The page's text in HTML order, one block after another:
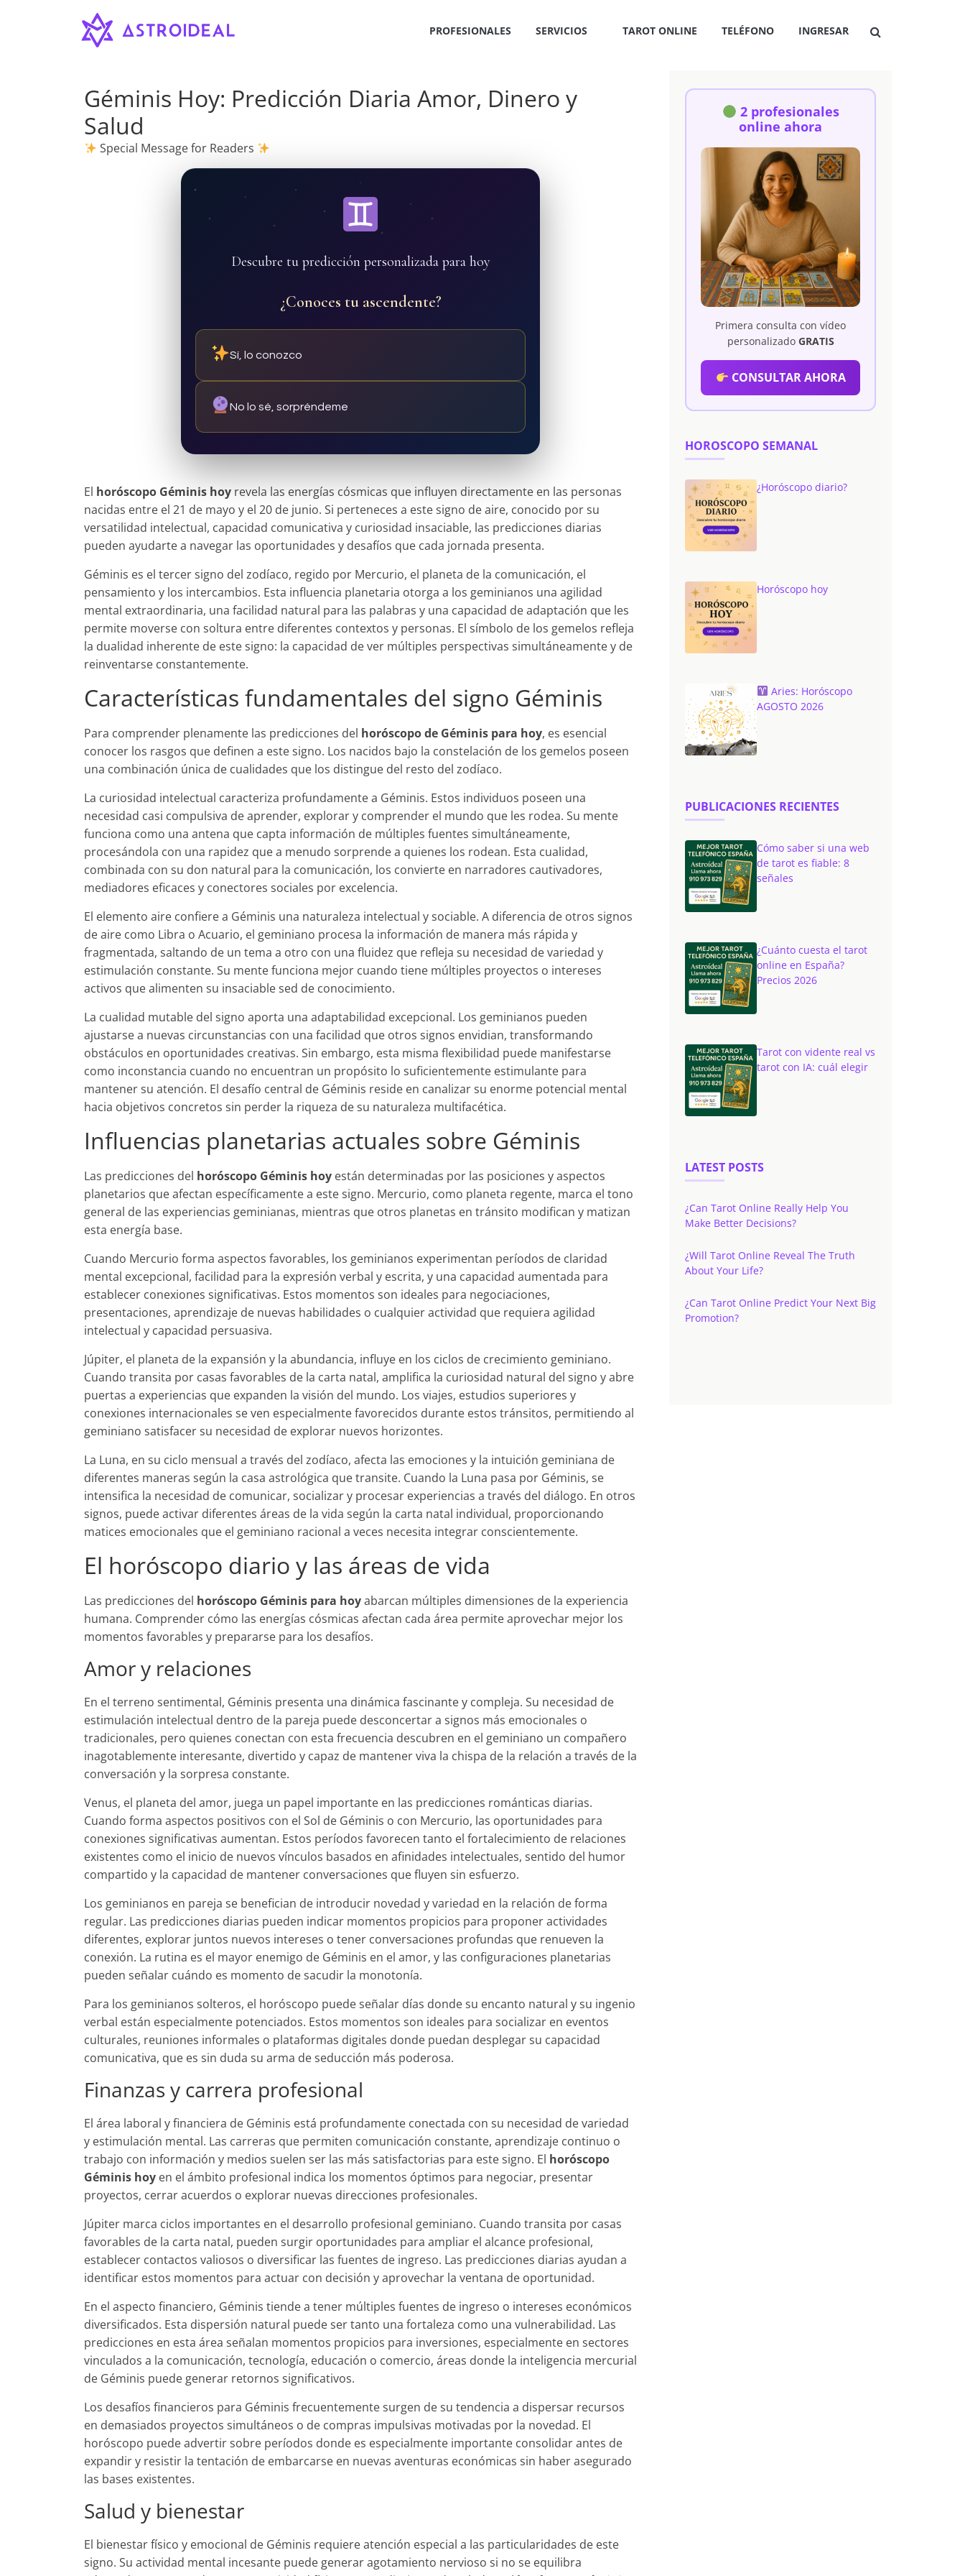
Astroideal
Blog
PROFESIONALES SERVICIOS TAROT ONLINE TELÉFONO INGRESAR
Géminis Hoy: Predicción Diaria Amor, Dinero y
Salud
Special Message for Readers
Descubre tu predicción personalizada para hoy
¿Conoces tu ascendente?
Sí, lo conozco
No lo sé, sorpréndeme
El horóscopo Géminis hoy revela las energías cósmicas que influyen directamente en las personas
nacidas entre el 21 de mayo y el 20 de junio. Si perteneces a este signo de aire, conocido por su
versatilidad intelectual, capacidad comunicativa y curiosidad insaciable, las predicciones diarias
pueden ayudarte a navegar las oportunidades y desafíos que cada jornada presenta.
Géminis es el tercer signo del zodíaco, regido por Mercurio, el planeta de la comunicación, el
pensamiento y los intercambios. Esta influencia planetaria otorga a los geminianos una agilidad
mental extraordinaria, una facilidad natural para las palabras y una capacidad de adaptación que les
permite moverse con soltura entre diferentes contextos y personas. El símbolo de los gemelos refleja
la dualidad inherente de este signo: la capacidad de ver múltiples perspectivas simultáneamente y de
reinventarse constantemente.
Características fundamentales del signo Géminis
Para comprender plenamente las predicciones del horóscopo de Géminis para hoy, es esencial
conocer los rasgos que definen a este signo. Los nacidos bajo la constelación de los gemelos poseen
una combinación única de cualidades que los distingue del resto del zodíaco.
La curiosidad intelectual caracteriza profundamente a Géminis. Estos individuos poseen una
necesidad casi compulsiva de aprender, explorar y comprender el mundo que les rodea. Su mente
funciona como una antena que capta información de múltiples fuentes simultáneamente,
procesándola con una rapidez que a menudo sorprende a quienes los rodean. Esta cualidad,
combinada con su don natural para la comunicación, los convierte en narradores cautivadores,
mediadores eficaces y conectores sociales por excelencia.
El elemento aire confiere a Géminis una naturaleza intelectual y sociable. A diferencia de otros signos
de aire como Libra o Acuario, el geminiano procesa la información de manera más rápida y
fragmentada, saltando de un tema a otro con una fluidez que refleja su necesidad de variedad y
estimulación constante. Su mente funciona mejor cuando tiene múltiples proyectos o intereses
activos que alimenten su insaciable sed de conocimiento.
La cualidad mutable del signo aporta una adaptabilidad excepcional. Los geminianos pueden
ajustarse a nuevas circunstancias con una facilidad que otros signos envidian, transformando
obstáculos en oportunidades creativas. Sin embargo, esta misma flexibilidad puede manifestarse
como inconstancia cuando no encuentran un propósito lo suficientemente estimulante para
mantener su atención. El desafío central de Géminis reside en canalizar su enorme potencial mental
hacia objetivos concretos sin perder la riqueza de su naturaleza multifacética.
Influencias planetarias actuales sobre Géminis
Las predicciones del horóscopo Géminis hoy están determinadas por las posiciones y aspectos
planetarios que afectan específicamente a este signo. Mercurio, como planeta regente, marca el tono
general de las experiencias geminianas, mientras que otros planetas en tránsito modifican y matizan
esta energía base.
Cuando Mercurio forma aspectos favorables, los geminianos experimentan períodos de claridad
mental excepcional, facilidad para la expresión verbal y escrita, y una capacidad aumentada para
establecer conexiones significativas. Estos momentos son ideales para negociaciones,
presentaciones, aprendizaje de nuevas habilidades o cualquier actividad que requiera agilidad
intelectual y capacidad persuasiva.
Júpiter, el planeta de la expansión y la abundancia, influye en los ciclos de crecimiento geminiano.
Cuando transita por casas favorables de la carta natal, amplifica la curiosidad natural del signo y abre
puertas a experiencias que expanden la visión del mundo. Los viajes, estudios superiores y
conexiones internacionales se ven especialmente favorecidos durante estos tránsitos, permitiendo al
geminiano satisfacer su necesidad de explorar nuevos horizontes.
La Luna, en su ciclo mensual a través del zodíaco, afecta las emociones y la intuición geminiana de
diferentes maneras según la casa astrológica que transite. Cuando la Luna pasa por Géminis, se
intensifica la necesidad de comunicar, socializar y procesar experiencias a través del diálogo. En otros
signos, puede activar diferentes áreas de la vida según la carta natal individual, proporcionando
matices emocionales que el geminiano racional a veces necesita integrar conscientemente.
El horóscopo diario y las áreas de vida
Las predicciones del horóscopo Géminis para hoyabarcan múltiples dimensiones de la experiencia
humana. Comprender cómo las energías cósmicas afectan cada área permite aprovechar mejor los
momentos favorables y prepararse para los desafíos.
Amor y relaciones
En el terreno sentimental, Géminis presenta una dinámica fascinante y compleja. Su necesidad de
estimulación intelectual dentro de la pareja puede desconcertar a signos más emocionales o
tradicionales, pero quienes conectan con esta frecuencia descubren en el geminiano un compañero
inagotablemente interesante, divertido y capaz de mantener viva la chispa de la relación a través de la
conversación y la sorpresa constante.
Venus, el planeta del amor, juega un papel importante en las predicciones románticas diarias.
Cuando forma aspectos positivos con el Sol de Géminis o con Mercurio, las oportunidades para
conexiones significativas aumentan. Estos períodos favorecen tanto el fortalecimiento de relaciones
existentes como el inicio de nuevos vínculos basados en afinidades intelectuales, sentido del humor
compartido y la capacidad de mantener conversaciones que fluyen sin esfuerzo.
Los geminianos en pareja se benefician de introducir novedad y variedad en la relación de forma
regular. Las predicciones diarias pueden indicar momentos propicios para proponer actividades
diferentes, explorar juntos nuevos intereses o tener conversaciones profundas que renueven la
conexión. La rutina es el mayor enemigo de Géminis en el amor, y las configuraciones planetarias
pueden señalar cuándo es momento de sacudir la monotonía.
Para los geminianos solteros, el horóscopo puede señalar días donde su encanto natural y su ingenio
verbal están especialmente potenciados. Estos momentos son ideales para socializar en eventos
culturales, reuniones informales o plataformas digitales donde puedan desplegar su capacidad
comunicativa, que es sin duda su arma de seducción más poderosa.
Finanzas y carrera profesional
El área laboral y financiera de Géminis está profundamente conectada con su necesidad de variedad
y estimulación mental. Las carreras que permiten comunicación constante, aprendizaje continuo o
trabajo con información y medios suelen ser las más satisfactorias para este signo. El horóscopo
Géminis hoy en el ámbito profesional indica los momentos óptimos para negociar, presentar
proyectos, cerrar acuerdos o explorar nuevas direcciones profesionales.
Júpiter marca ciclos importantes en el desarrollo profesional geminiano. Cuando transita por casas
favorables de la carta natal, pueden surgir oportunidades para ampliar el alcance profesional,
establecer contactos valiosos o diversificar las fuentes de ingreso. Las predicciones diarias ayudan a
identificar estos momentos para actuar con decisión y aprovechar la ventana de oportunidad.
En el aspecto financiero, Géminis tiende a tener múltiples fuentes de ingreso o intereses económicos
diversificados. Esta dispersión natural puede ser tanto una fortaleza como una vulnerabilidad. Las
predicciones en esta área señalan momentos propicios para inversiones, especialmente en sectores
vinculados a la comunicación, tecnología, educación o comercio, áreas donde la inteligencia mercurial
de Géminis puede generar retornos significativos.
Los desafíos financieros para Géminis frecuentemente surgen de su tendencia a dispersar recursos
en demasiados proyectos simultáneos o de compras impulsivas motivadas por la novedad. El
horóscopo puede advertir sobre períodos donde es especialmente importante consolidar antes de
expandir y resistir la tentación de embarcarse en nuevas aventuras económicas sin haber asegurado
las bases existentes.
Salud y bienestar
El bienestar físico y emocional de Géminis requiere atención especial a las particularidades de este
signo. Su actividad mental incesante puede generar agotamiento nervioso si no se equilibra
2 profesionales
online ahora
Primera consulta con vídeo
personalizado GRATIS
CONSULTAR AHORA
HOROSCOPO SEMANAL
¿Horóscopo diario?
Horóscopo hoy
Aries: Horóscopo
AGOSTO 2026
PUBLICACIONES RECIENTES
Cómo saber si una web
de tarot es fiable: 8
señales
¿Cuánto cuesta el tarot
online en España?
Precios 2026
Tarot con vidente real vs
tarot con IA: cuál elegir
LATEST POSTS
¿Can Tarot Online Really Help You
Make Better Decisions?
¿Will Tarot Online Reveal The Truth
About Your Life?
¿Can Tarot Online Predict Your Next Big
Promotion?